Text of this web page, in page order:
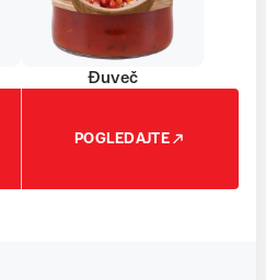
Đuveč
POGLEDAJTE